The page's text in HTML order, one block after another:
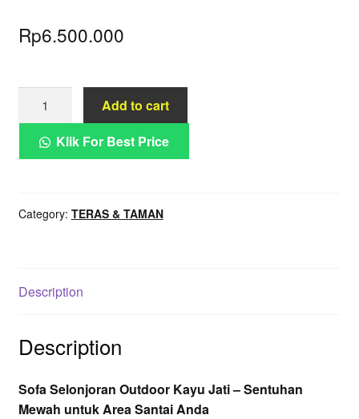
Rp6.500.000
Outdoor
Selonjoran
Busa
quantity
Add to cart
Klik For Best Price
Category: TERAS & TAMAN
Description
Description
Sofa Selonjoran Outdoor Kayu Jati – Sentuhan
Mewah untuk Area Santai Anda